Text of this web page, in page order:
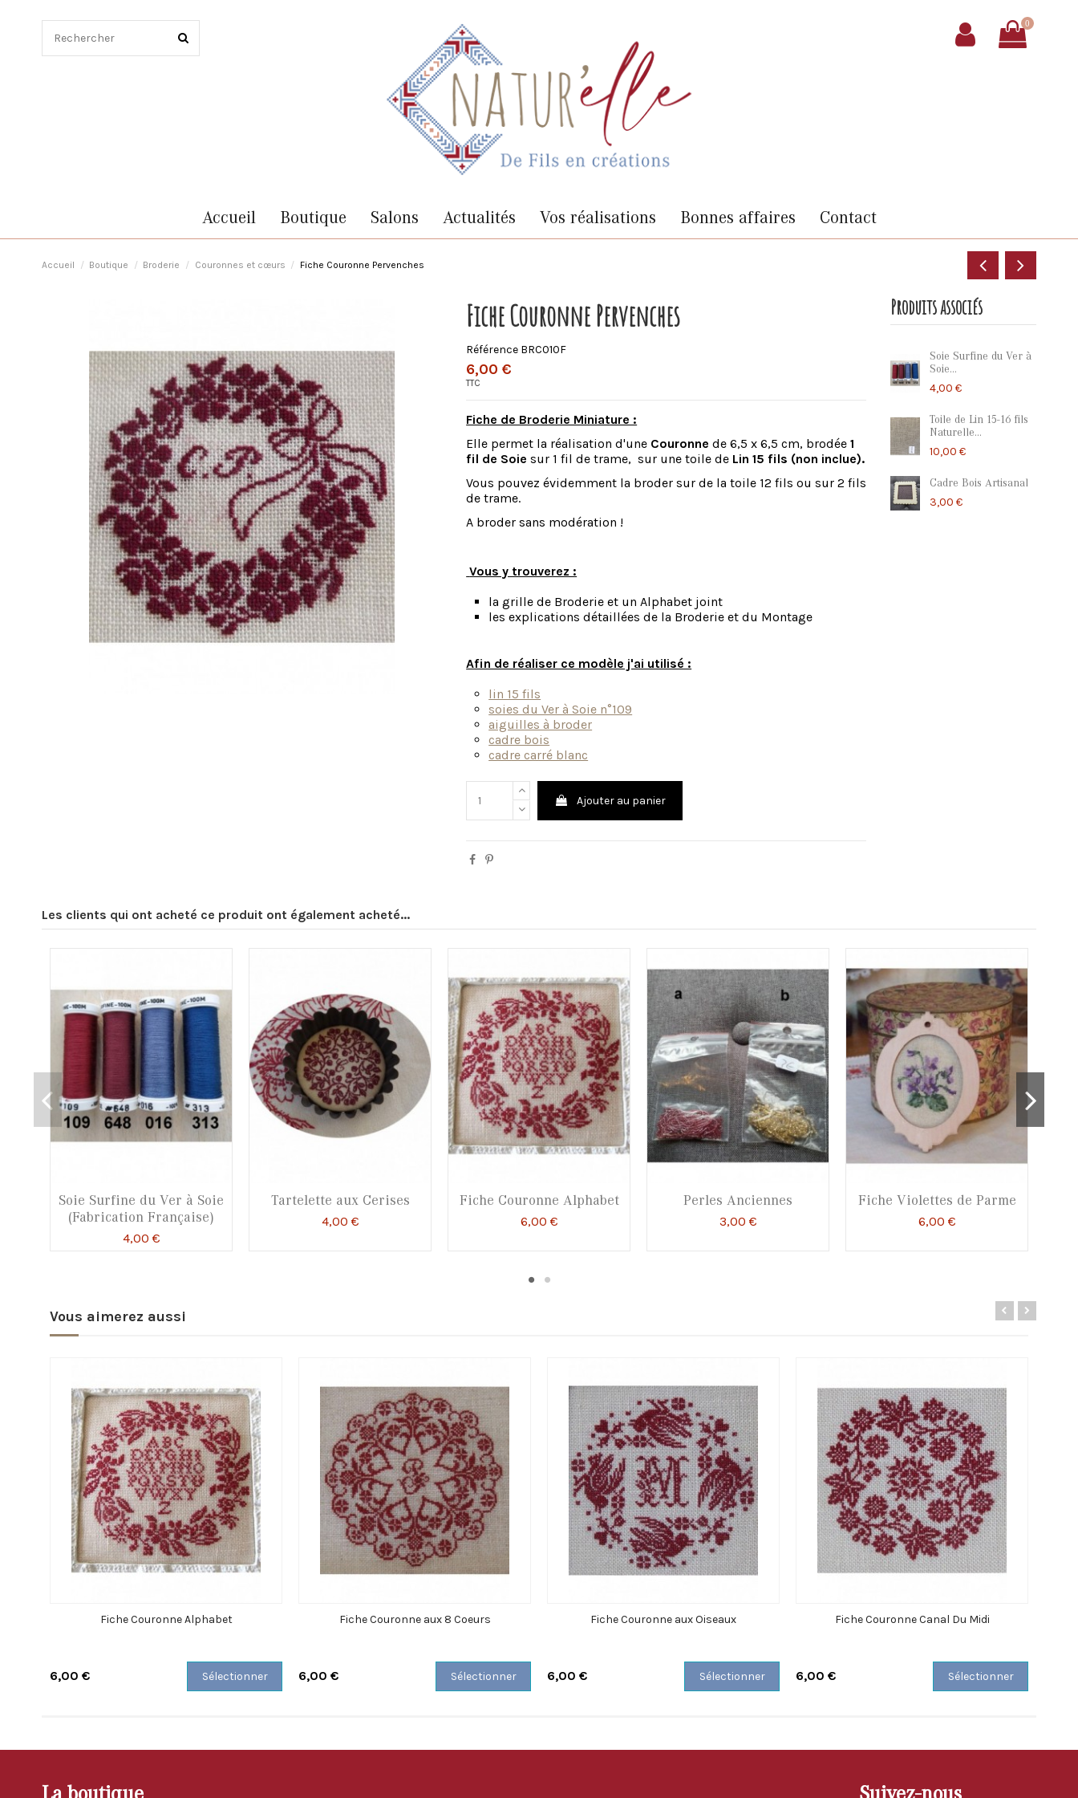
0
Accueil Boutique Salons Actualités Vos réalisations Bonnes affaires Contact
Accueil Boutique Broderie Couronnes et cœurs Fiche Couronne Pervenches
Fiche Couronne Pervenches
Référence BRC010F
6,00 €
TTC
Fiche de Broderie Miniature :
Elle permet la réalisation d'une Couronne de 6,5 x 6,5 cm, brodée 1
fil de Soie sur 1 fil de trame, sur une toile de Lin 15 fils (non inclue).
Vous pouvez évidemment la broder sur de la toile 12 fils ou sur 2 fils
de trame.
A broder sans modération !
Vous y trouverez :
la grille de Broderie et un Alphabet joint
les explications détaillées de la Broderie et du Montage
Afin de réaliser ce modèle j'ai utilisé :
lin 15 fils
soies du Ver à Soie n°109
aiguilles à broder
cadre bois
cadre carré blanc
Ajouter au panier
Produits associés
Soie Surfine du Ver à
Soie...
4,00 €
Toile de Lin 15-16 fils
Naturelle...
10,00 €
Cadre Bois Artisanal
3,00 €
Les clients qui ont acheté ce produit ont également acheté...
Soie Surfine du Ver à Soie
(Fabrication Française)
4,00 €
Tartelette aux Cerises
4,00 €
Fiche Couronne Alphabet
6,00 €
Perles Anciennes
3,00 €
Fiche Violettes de Parme
6,00 €
Vous aimerez aussi
Fiche Couronne Alphabet
6,00 € Sélectionner
Fiche Couronne aux 8 Coeurs
6,00 € Sélectionner
Fiche Couronne aux Oiseaux
6,00 € Sélectionner
Fiche Couronne Canal Du Midi
6,00 € Sélectionner